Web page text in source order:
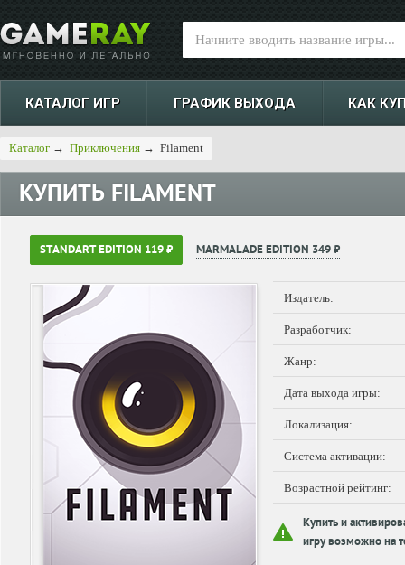
КАТАЛОГ ИГР ГРАФИК ВЫХОДА КАК
Каталог → Приключения → Filament
КУПИТЬ FILAMENT
STANDART EDITION 119 ₽ MARMALADE EDITION 349 ₽
Издатель:
Разработчик:
Жанр:
Дата выхода игры:
Локализация:
Система активации:
Возрастной рейтинг:
Купить и
игру возможно на